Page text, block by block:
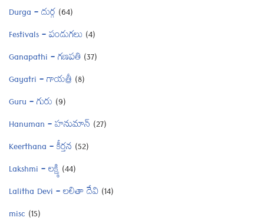
Durga – దుర్గ (64)
Festivals – పండుగలు (4)
Ganapathi – గణపతి (37)
Gayatri – గాయత్రీ (8)
Guru – గురు (9)
Hanuman – హనుమాన్ (27)
Keerthana – కీర్తన (52)
Lakshmi – లక్ష్మి (44)
Lalitha Devi – లలితా దేవి (14)
misc (15)